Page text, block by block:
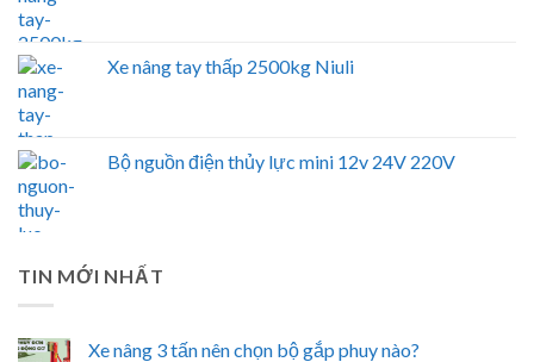
Xe nâng tay thấp 2500kg Niuli
Bộ nguồn điện thủy lực mini 12v 24V 220V
TIN MỚI NHẤT
Xe nâng 3 tấn nên chọn bộ gắp phuy nào?